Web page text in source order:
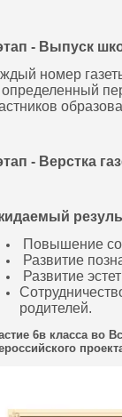
- Выпуск
номер
определенный
- Верстка
Повышение
Развитие
Развитие
родителей.
6в класса во